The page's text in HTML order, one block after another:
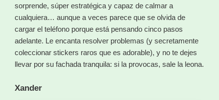
sorprende, súper estratégica y capaz de calmar a
cualquiera… aunque a veces parece que se olvida de
cargar el teléfono porque está pensando cinco pasos
adelante. Le encanta resolver problemas (y secretamente
coleccionar stickers raros que es adorable), y no te dejes
llevar por su fachada tranquila: si la provocas, sale la leona.
Xander